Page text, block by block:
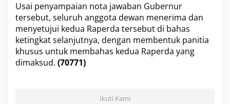
Usai penyampaian nota jawaban Gubernur
tersebut, seluruh anggota dewan menerima dan
menyetujui kedua Raperda tersebut di bahas
ketingkat selanjutnya, dengan membentuk panitia
khusus untuk membahas kedua Raperda yang
dimaksud. (70771)
Ikuti Kami